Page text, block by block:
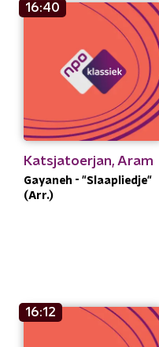
16:40
Katsjatoerjan, Aram
Gayaneh - "Slaapliedje"
(Arr.)
16:12